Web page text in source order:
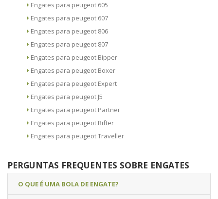
Engates para peugeot 605
Engates para peugeot 607
Engates para peugeot 806
Engates para peugeot 807
Engates para peugeot Bipper
Engates para peugeot Boxer
Engates para peugeot Expert
Engates para peugeot J5
Engates para peugeot Partner
Engates para peugeot Rifter
Engates para peugeot Traveller
PERGUNTAS FREQUENTES SOBRE ENGATES
O QUE É UMA BOLA DE ENGATE?